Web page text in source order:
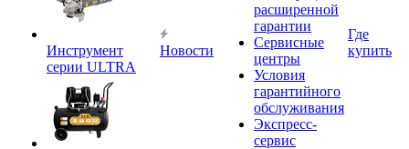
Инструмент
серии ULTRA
Новости
расширенной
гарантии
Сервисные
центры
Условия
гарантийного
обслуживания
Экспресс-
сервис
Где
купить